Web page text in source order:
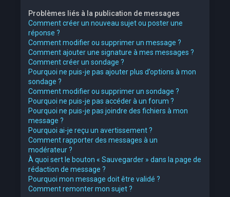
Problèmes liés à la publication de messages
Comment créer un nouveau sujet ou poster une
réponse ?
Comment modifier ou supprimer un message ?
Comment ajouter une signature à mes messages ?
Comment créer un sondage ?
Pourquoi ne puis-je pas ajouter plus d’options à mon
sondage ?
Comment modifier ou supprimer un sondage ?
Pourquoi ne puis-je pas accéder à un forum ?
Pourquoi ne puis-je pas joindre des fichiers à mon
message ?
Pourquoi ai-je reçu un avertissement ?
Comment rapporter des messages à un
modérateur ?
À quoi sert le bouton « Sauvegarder » dans la page de
rédaction de message ?
Pourquoi mon message doit être validé ?
Comment remonter mon sujet ?